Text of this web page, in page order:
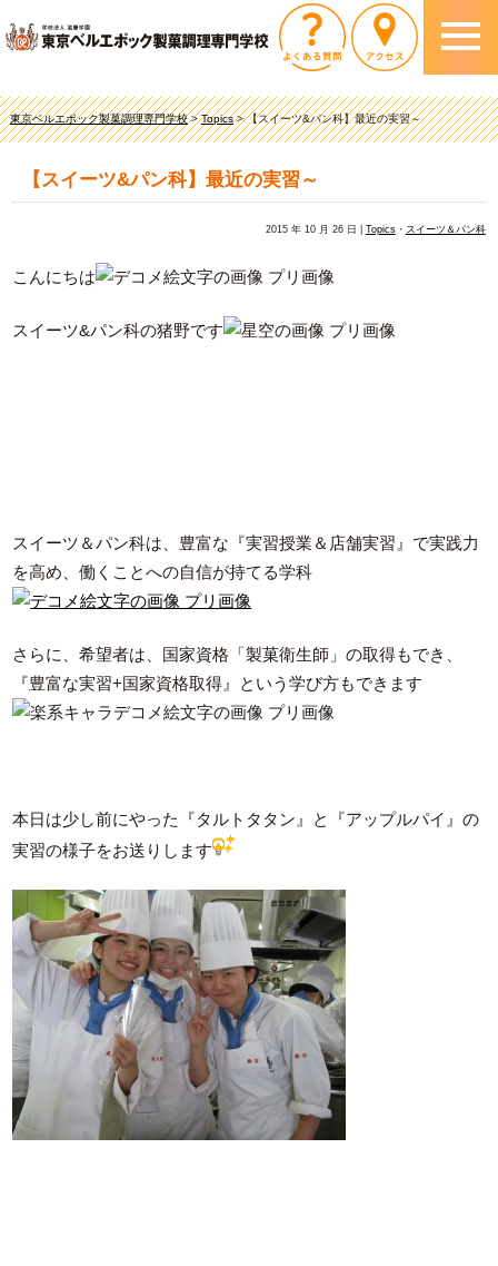
東京ベルエポック製菓調理専門学校>Topics>【スイーツ&パン科】最近の実習～
【スイーツ&パン科】最近の実習～
2015 年 10 月 26 日 | Topics・ スイーツ＆パン科
こんにちは
スイーツ&パン科の猪野です
スイーツ＆パン科は、豊富な『実習授業＆店舗実習』で実践力
を高め、働くことへの自信が持てる学科
さらに、希望者は、国家資格「製菓衛生師」の取得もでき、
『豊富な実習+国家資格取得』という学び方もできます
本日は少し前にやった『タルトタタン』と『アップルパイ』の
実習の様子をお送りします